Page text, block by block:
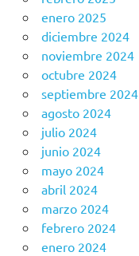
enero 2025
diciembre 2024
noviembre 2024
octubre 2024
septiembre 2024
agosto 2024
julio 2024
junio 2024
mayo 2024
abril 2024
marzo 2024
febrero 2024
enero 2024